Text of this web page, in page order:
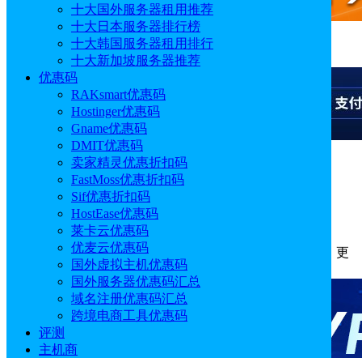
十大国外服务器租用推荐
十大日本服务器排行榜
十大韩国服务器租用排行
十大新加坡服务器推荐
优惠码
RAKsmart优惠码
Hostinger优惠码
Gname优惠码
DMIT优惠码
卖家精灵优惠折扣码
FastMoss优惠折扣码
Sif优惠折扣码
HostEase优惠码
莱卡云优惠码
优麦云优惠码
国外虚拟主机优惠码
国外服务器优惠码汇总
域名注册优惠码汇总
跨境电商工具优惠码
评测
主机商
支持一键安装Docker的VPS主机推荐
作者: Emily 分类:主机
更
新于: 2026.05.28 18:39:40